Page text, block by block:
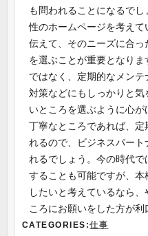
も問われることになるで
性のホームページを考えて
伝えて、そのニーズに合
を選ぶことが重要となり
ではなく、定期的なメン
対策などにもしっかりと
いところを選ぶように心
丁寧なところであれば、定
れるので、ビジネスパート
れるでしょう。今の時代
することも可能ですが、
したいと考えているなら
ころにお願いをした方が利
CATEGORIES:仕事